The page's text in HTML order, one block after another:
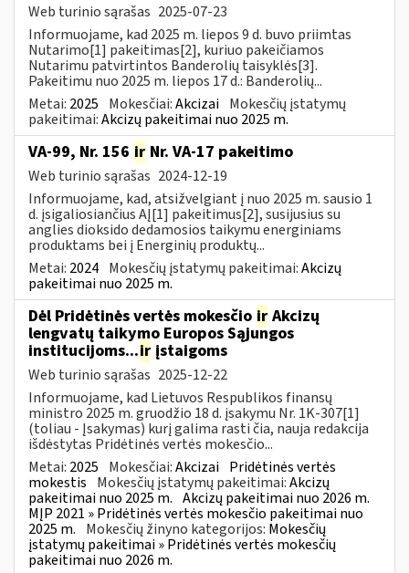
Web turinio sąrašas 2025-07-23
Informuojame, kad 2025 m. liepos 9 d. buvo priimtas
Nutarimo[1] pakeitimas[2], kuriuo pakeičiamos
Nutarimu patvirtintos Banderolių taisyklės[3].
Pakeitimu nuo 2025 m. liepos 17 d.: Banderolių...
Metai: 2025 Mokesčiai:Akcizai Mokesčių įstatymų
pakeitimai:Akcizų pakeitimai nuo 2025 m.
VA-99, Nr. 156 ir Nr. VA-17 pakeitimo
Web turinio sąrašas 2024-12-19
Informuojame, kad, atsižvelgiant į nuo 2025 m. sausio 1
d. įsigaliosiančius AĮ[1] pakeitimus[2], susijusius su
anglies dioksido dedamosios taikymu energiniams
produktams bei į Energinių produktų...
Metai: 2024 Mokesčių įstatymų pakeitimai:Akcizų
pakeitimai nuo 2025 m.
Dėl Pridėtinės vertės mokesčio ir Akcizų
lengvatų taikymo Europos Sąjungos
institucijoms...ir įstaigoms
Web turinio sąrašas 2025-12-22
Informuojame, kad Lietuvos Respublikos finansų
ministro 2025 m. gruodžio 18 d. įsakymu Nr. 1K-307[1]
(toliau - Įsakymas) kurį galima rasti čia, nauja redakcija
išdėstytas Pridėtinės vertės mokesčio...
Metai: 2025 Mokesčiai:Akcizai Pridėtinės vertės
mokestis Mokesčių įstatymų pakeitimai:Akcizų
pakeitimai nuo 2025 m. Akcizų pakeitimai nuo 2026 m.
MĮP 2021 » Pridėtinės vertės mokesčio pakeitimai nuo
2025 m. Mokesčių žinyno kategorijos: Mokesčių
įstatymų pakeitimai » Pridėtinės vertės mokesčių
pakeitimai nuo 2026 m.